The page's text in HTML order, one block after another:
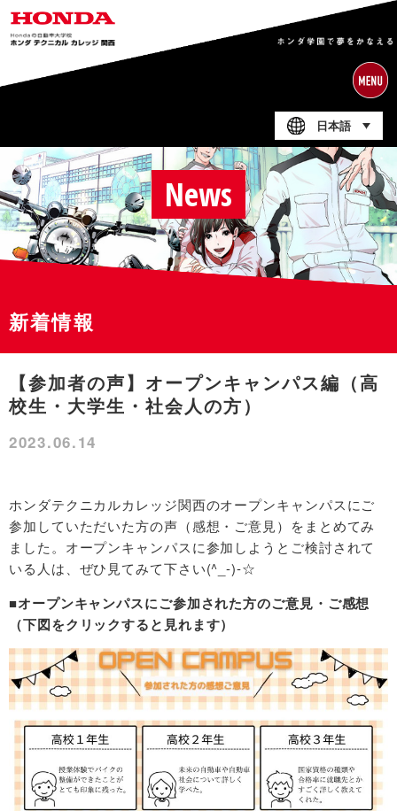
日本語
News
新着情報
【参加者の声】オープンキャンパス編（高
校生・大学生・社会人の方）
2023.06.14
ホンダテクニカルカレッジ関西のオープンキャンパスにご
参加していただいた方の声（感想・ご意見）をまとめてみ
ました。オープンキャンパスに参加しようとご検討されて
いる人は、ぜひ見てみて下さい(^_-)-☆
■オープンキャンパスにご参加された方のご意見・ご感想
（下図をクリックすると見れます）